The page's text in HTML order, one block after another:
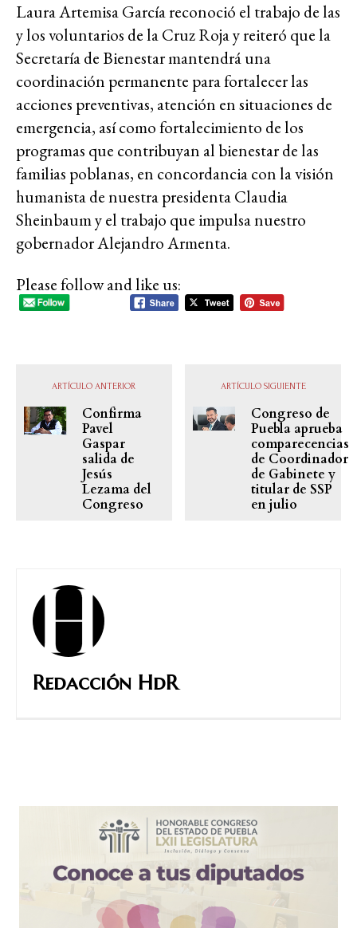
Laura Artemisa García reconoció el trabajo de las
y los voluntarios de la Cruz Roja y reiteró que la
Secretaría de Bienestar mantendrá una
coordinación permanente para fortalecer las
acciones preventivas, atención en situaciones de
emergencia, así como fortalecimiento de los
programas que contribuyan al bienestar de las
familias poblanas, en concordancia con la visión
humanista de nuestra presidenta Claudia
Sheinbaum y el trabajo que impulsa nuestro
gobernador Alejandro Armenta.
Please follow and like us:
ARTÍCULO ANTERIOR
Confirma
Pavel
Gaspar
salida de
Jesús
Lezama del
Congreso
ARTÍCULO SIGUIENTE
Congreso de
Puebla aprueba
comparecencias
de Coordinador
de Gabinete y
titular de SSP
en julio
Redacción HdR